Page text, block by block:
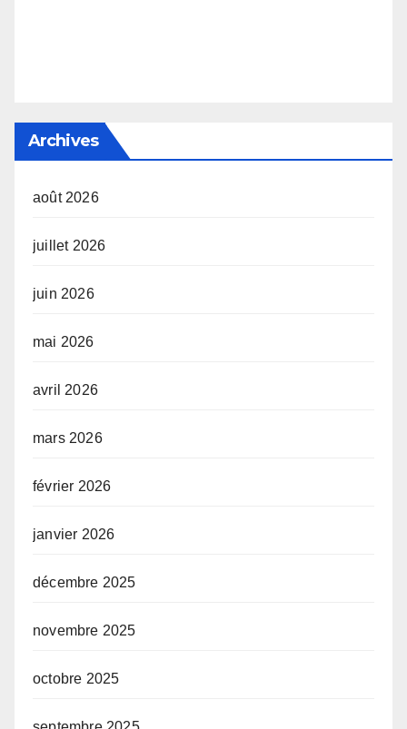
Archives
août 2026
juillet 2026
juin 2026
mai 2026
avril 2026
mars 2026
février 2026
janvier 2026
décembre 2025
novembre 2025
octobre 2025